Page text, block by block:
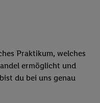
Praktikum, welches
ermöglicht und
du bei uns genau